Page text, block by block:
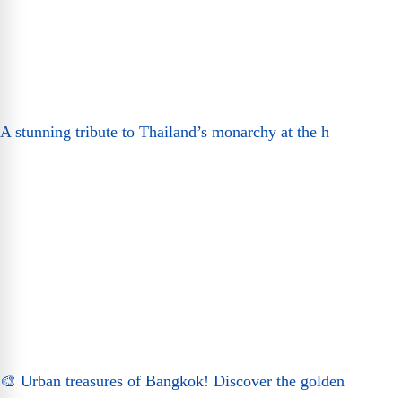
A stunning tribute to Thailand’s monarchy at the h
🎨 Urban treasures of Bangkok! Discover the golden